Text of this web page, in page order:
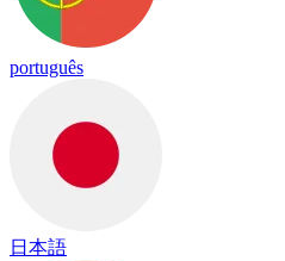
português
日本語